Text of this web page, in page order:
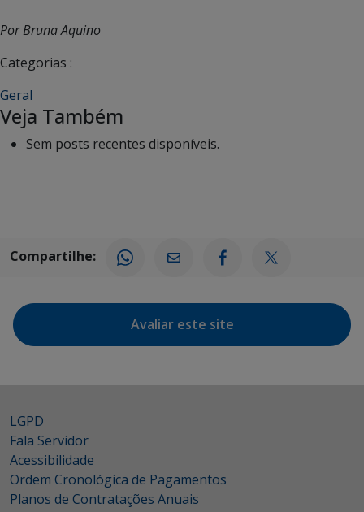
Por Bruna Aquino
Categorias :
Geral
Veja Também
Sem posts recentes disponíveis.
Compartilhe:
Avaliar este site
LGPD
Fala Servidor
Acessibilidade
Ordem Cronológica de Pagamentos
Planos de Contratações Anuais